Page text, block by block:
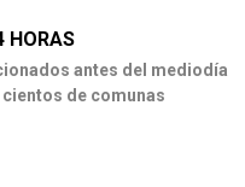
HORAS
antes del mediodía
de comunas